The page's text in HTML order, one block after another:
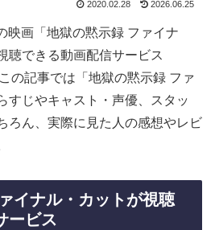
2020.02.28 2026.06.25
映画「地獄の黙示録 ファイナ
聴できる動画配信サービス
の記事では「地獄の黙示録 ファ
すじやキャスト・声優、スタッ
ろん、実際に見た人の感想やレビ
イナル・カットが視聴
ービス